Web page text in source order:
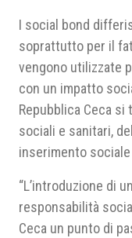
I social bond
soprattutto per il
vengono utilizzate
con un impatto
Repubblica Ceca
sociali e sanitari,
inserimento
“L’introduzione di
responsabilità
Ceca un punto di